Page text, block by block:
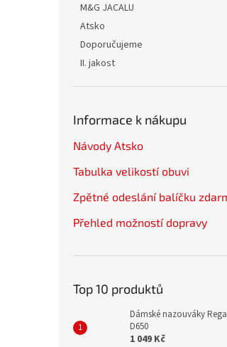
M&G JACALU
Atsko
Doporučujeme
II. jakost
Informace k nákupu
Návody Atsko
Tabulka velikostí obuvi
Zpětné odeslání balíčku
Přehled možností dopravy
Top 10 produktů
Dámské nazouváky
D650
1 049 Kč